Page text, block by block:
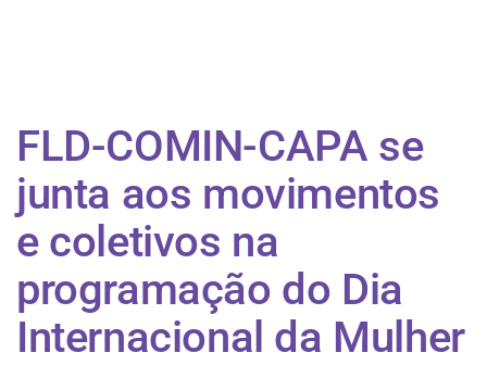
FLD-COMIN-CAPA se
junta aos movimentos
e coletivos na
programação do Dia
Internacional da Mulher